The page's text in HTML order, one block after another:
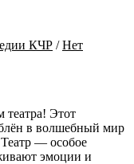
КЧР /Нет
театра! Этот
в волшебный мир
— особое
эмоции и